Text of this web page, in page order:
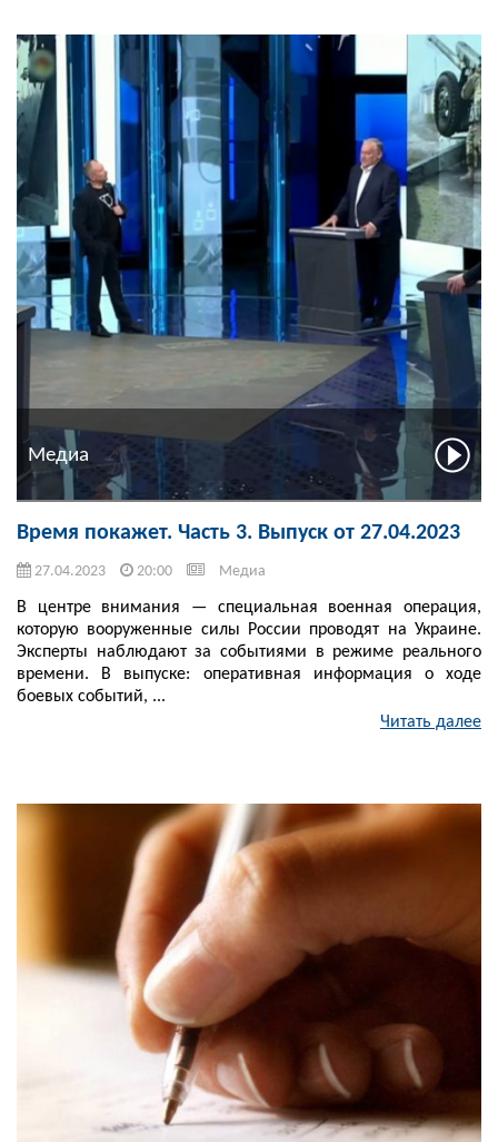
Медиа
Время покажет. Часть 3. Выпуск от 27.04.2023
27.04.2023 20:00 Медиа
В центре внимания — специальная военная операция,
которую вооруженные силы России проводят на Украине.
Эксперты наблюдают за событиями в режиме реального
времени. В выпуске: оперативная информация о ходе
боевых событий, ...
Читать далее